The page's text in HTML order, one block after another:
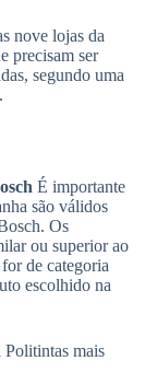
nove lojas da
precisam ser
segundo uma
É importante
são válidos
Os
ou superior ao
de categoria
escolhido na
Politintas mais